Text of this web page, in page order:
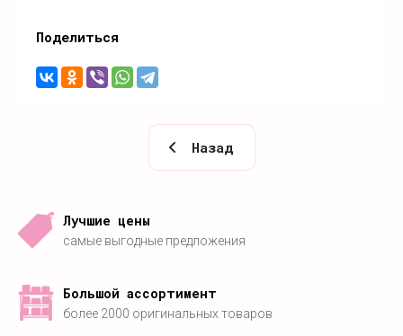
Поделиться
Назад
Лучшие цены
самые выгодные предложения
Большой ассортимент
более 2000 оригинальных товаров